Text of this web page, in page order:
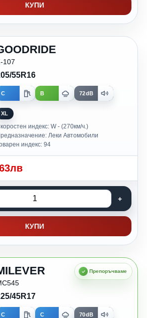
КУПИ
107
55R16
C B 72dB
XL
индекс: W - (270км/ч.)
Леки Автомобили
индекс: 94
КУПИ
45R17
C C 70dB